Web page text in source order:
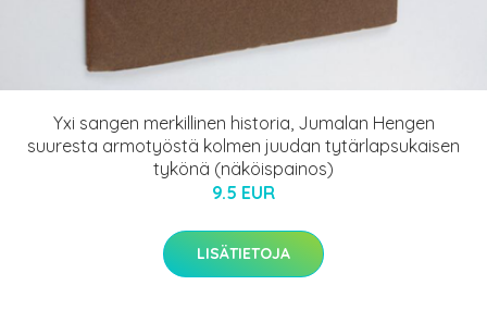
Yxi sangen merkillinen historia, Jumalan Hengen
suuresta armotyöstä kolmen juudan tytärlapsukaisen
tykönä (näköispainos)
9.5 EUR
LISÄTIETOJA